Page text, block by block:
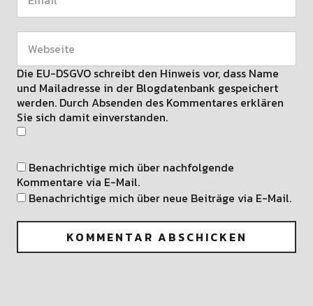
Die EU-DSGVO schreibt den Hinweis vor, dass Name
und Mailadresse in der Blogdatenbank gespeichert
werden. Durch Absenden des Kommentares erklären
Sie sich damit einverstanden.
Benachrichtige mich über nachfolgende
Kommentare via E-Mail.
Benachrichtige mich über neue Beiträge via E-Mail.